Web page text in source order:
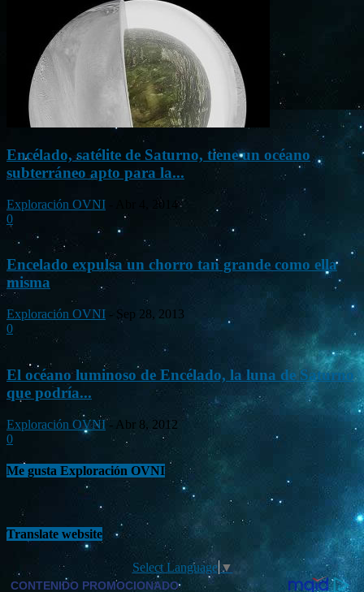
Encélado, satélite de Saturno, tiene un océano
subterráneo apto para la...
Exploración OVNI
Abr 4, 2014
0
Encelado expulsa un chorro tan grande como ella
misma
Exploración OVNI - Sep 28, 2013
0
El océano luminoso de Encélado, la luna de Saturno
que podría...
Exploración OVNI - Abr 8, 2012
0
Me gusta Exploración OVNI
Translate website
Select Language ▼